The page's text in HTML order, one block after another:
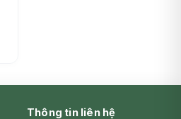
Thông tin liên hệ